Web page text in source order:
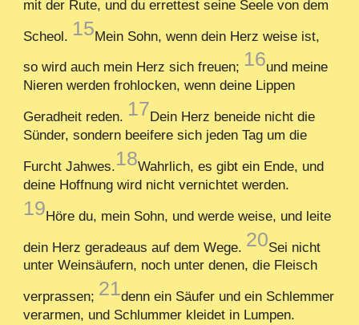
mit der Rute, und du errettest seine Seele von dem
Scheol. 15Mein Sohn, wenn dein Herz weise ist,
so wird auch mein Herz sich freuen; 16und meine
Nieren werden frohlocken, wenn deine Lippen
Geradheit reden. 17Dein Herz beneide nicht die
Sünder, sondern beeifere sich jeden Tag um die
Furcht Jahwes.18Wahrlich, es gibt ein Ende, und
deine Hoffnung wird nicht vernichtet werden.
19Höre du, mein Sohn, und werde weise, und leite
dein Herz geradeaus auf dem Wege. 20Sei nicht
unter Weinsäufern, noch unter denen, die Fleisch
verprassen; 21denn ein Säufer und ein Schlemmer
verarmen, und Schlummer kleidet in Lumpen.